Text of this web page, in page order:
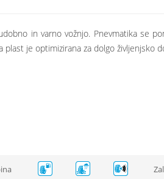
in varno vožnjo. Pnevmatika se
je optimizirana za dolgo življenjsko